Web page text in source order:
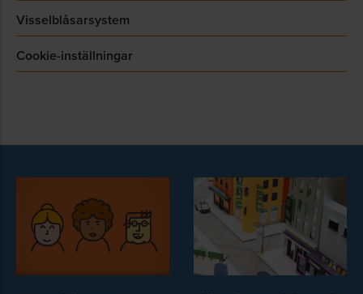
Visselblåsarsystem
Cookie-inställningar